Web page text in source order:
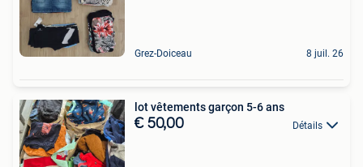
Grez-Doiceau 8 juil. 26
lot vêtements garçon 5-6 ans
€ 50,00 Détails